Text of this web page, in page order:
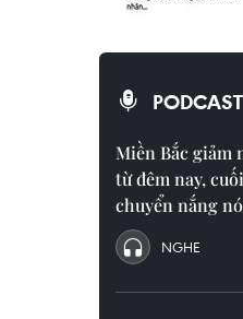
PODCAST
Miền Bắc giảm
từ đêm nay,
chuyển nắng
NGHE